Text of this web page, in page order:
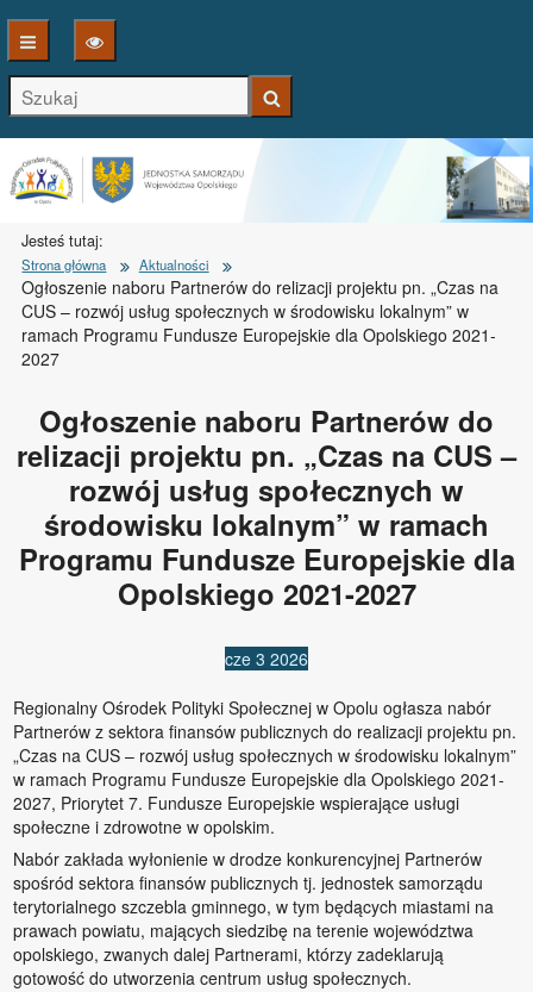
Jesteś tutaj:
Strona główna Aktualności
Ogłoszenie naboru Partnerów do relizacji projektu pn. „Czas na
CUS – rozwój usług społecznych w środowisku lokalnym” w
ramach Programu Fundusze Europejskie dla Opolskiego 2021-
2027
Ogłoszenie naboru Partnerów do
relizacji projektu pn. „Czas na CUS –
rozwój usług społecznych w
środowisku lokalnym” w ramach
Programu Fundusze Europejskie dla
Opolskiego 2021-2027
cze 3 2026
Regionalny Ośrodek Polityki Społecznej w Opolu ogłasza nabór
Partnerów z sektora finansów publicznych do realizacji projektu pn.
„Czas na CUS – rozwój usług społecznych w środowisku lokalnym”
w ramach Programu Fundusze Europejskie dla Opolskiego 2021-
2027, Priorytet 7. Fundusze Europejskie wspierające usługi
społeczne i zdrowotne w opolskim.
Nabór zakłada wyłonienie w drodze konkurencyjnej Partnerów
spośród sektora finansów publicznych tj. jednostek samorządu
terytorialnego szczebla gminnego, w tym będących miastami na
prawach powiatu, mających siedzibę na terenie województwa
opolskiego, zwanych dalej Partnerami, którzy zadeklarują
gotowość do utworzenia centrum usług społecznych.